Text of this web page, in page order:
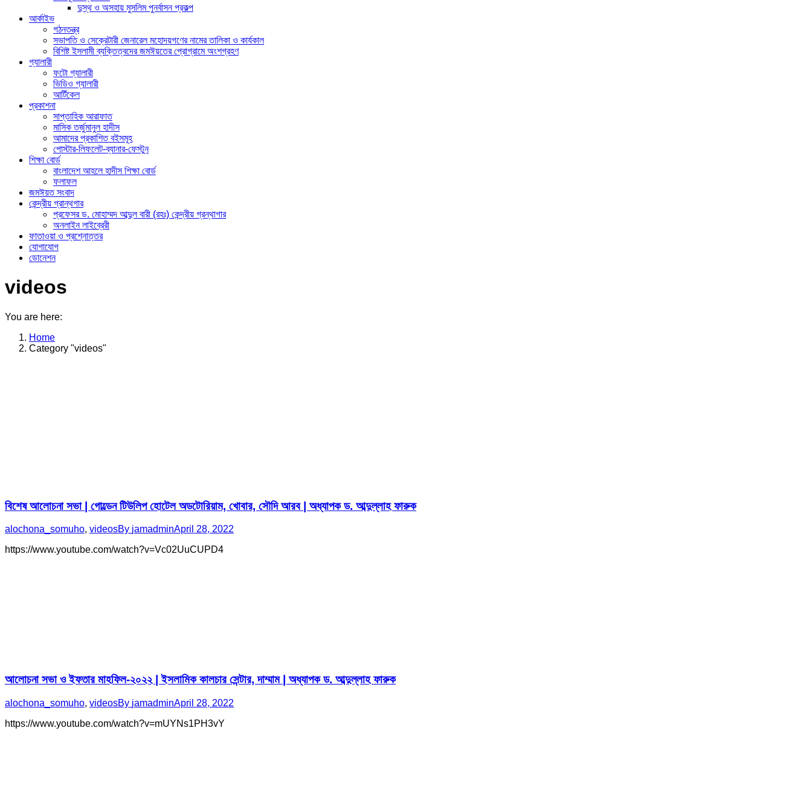
দুস্থ ও অসহায় মুসলিম পুনর্বাসন প্রকল্প
আর্কাইভ
গঠনতন্ত্র
সভাপতি ও সেক্রেটারী জেনারেল মহোদয়গণের নামের তালিকা ও কার্যকাল
বিশিষ্ট ইসলামী ব্যক্তিত্বদের জমঈয়তের প্রোগ্রামে অংশগ্রহণ
গ্যালারী
ফটো গ্যালারী
ভিডিও গ্যালারী
আর্টিকেল
প্রকাশনা
সাপ্তাহিক আরাফাত
মাসিক তর্জুমানুল হাদীস
আমাদের প্রকাশিত বইসমূহ
পোস্টার-লিফলেট-ব্যানার-ফেস্টুন
শিক্ষা বোর্ড
বাংলাদেশ আহলে হাদীস শিক্ষা বোর্ড
ফলাফল
জমঈয়ত সংবাদ
কেন্দ্রীয় গ্রান্থগার
প্রফেসর ড. মোহাম্মদ আব্দুল বারী (রহঃ) কেন্দ্রীয় গ্রন্থাগার
অনলাইন লাইব্রেরী
ফাতাওয়া ও প্রশ্নোত্তর
যোগাযোগ
ডোনেশন
videos
You are here:
Home
Category "videos"
বিশেষ আলোচনা সভা | গোল্ডেন টিউলিপ হোটেল অডটোরিয়াম, খোবার, সৌদি আরব | অধ্যাপক ড. আব্দুল্লাহ ফারুক
alochona_somuho, videosBy jamadminApril 28, 2022
https://www.youtube.com/watch?v=Vc02UuCUPD4
আলোচনা সভা ও ইফতার মাহফিল-২০২২ | ইসলামিক কালচার সেন্টার, দাম্মাম | অধ্যাপক ড. আব্দুল্লাহ ফারুক
alochona_somuho, videosBy jamadminApril 28, 2022
https://www.youtube.com/watch?v=mUYNs1PH3vY